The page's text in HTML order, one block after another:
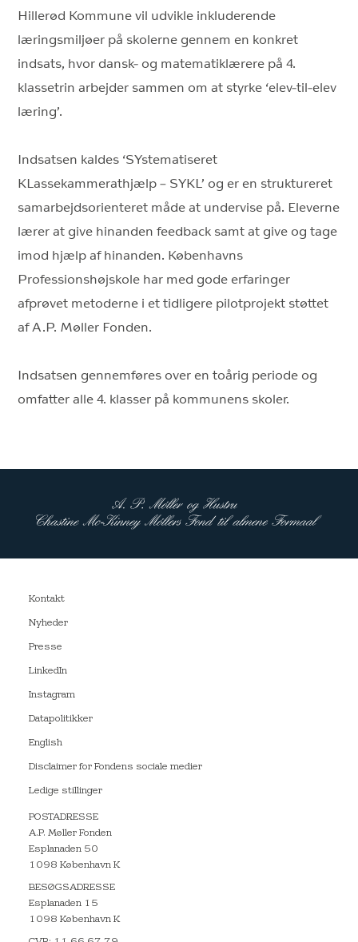
Hillerød Kommune vil udvikle inkluderende
læringsmiljøer på skolerne gennem en konkret
indsats, hvor dansk- og matematiklærere på 4.
klassetrin arbejder sammen om at styrke ‘elev-til-elev
læring’.
Indsatsen kaldes ‘SYstematiseret
KLassekammerathjælp – SYKL’ og er en struktureret
samarbejdsorienteret måde at undervise på. Eleverne
lærer at give hinanden feedback samt at give og tage
imod hjælp af hinanden. Københavns
Professionshøjskole har med gode erfaringer
afprøvet metoderne i et tidligere pilotprojekt støttet
af A.P. Møller Fonden.
Indsatsen gennemføres over en toårig periode og
omfatter alle 4. klasser på kommunens skoler.
Kontakt
Nyheder
Presse
LinkedIn
Instagram
Datapolitikker
English
Disclaimer for Fondens sociale medier
Ledige stillinger
POSTADRESSE
A.P. Møller Fonden
Esplanaden 50
1098 København K
BESØGSADRESSE
Esplanaden 15
1098 København K